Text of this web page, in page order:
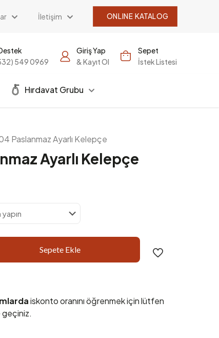
İletişim ONLINE KATALOG
549 0969
Giriş Yap
& Kayıt Ol
Sepet
İstek Listesi
Hırdavat Grubu
Paslanmaz Ayarlı Kelepçe
Ayarlı Kelepçe
Sepete Ekle
iskonto oranını öğrenmek için lütfen
geçiniz.